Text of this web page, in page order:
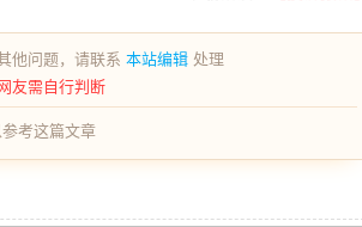
他问题，请联系 本站编辑 处理
友需自行判断
考这篇文章